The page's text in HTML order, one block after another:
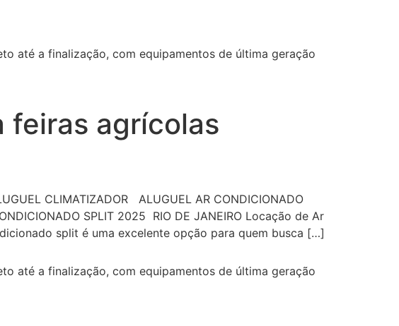
até a finalização, com equipamentos de última geração
feiras agrícolas
CLIMATIZADOR ALUGUEL AR CONDICIONADO
SPLIT 2025 RIO DE JANEIRO Locação de Ar
split é uma excelente opção para quem busca […]
até a finalização, com equipamentos de última geração